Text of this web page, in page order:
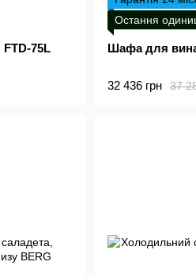
75L
Остання
Шафа для вина
37
32 436 грн